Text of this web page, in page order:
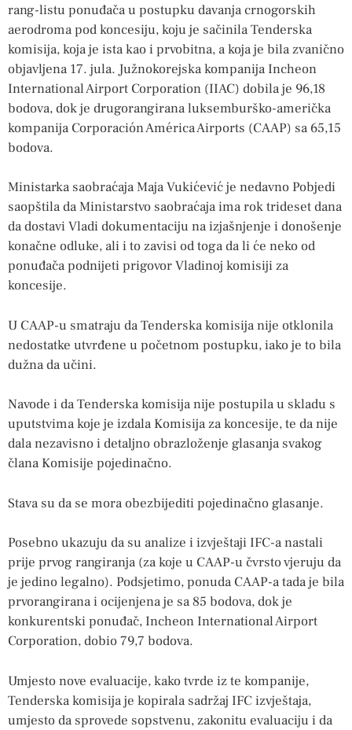
rang-listu ponuđača u postupku davanja crnogorskih
aerodroma pod koncesiju, koju je sačinila Tenderska
komisija, koja je ista kao i prvobitna, a koja je bila zvanično
objavljena 17. jula. Južnokorejska kompanija Incheon
International Airport Corporation (IIAC) dobila je 96,18
bodova, dok je drugorangirana luksemburško-američka
kompanija Corporación América Airports (CAAP) sa 65,15
bodova.
Ministarka saobraćaja Maja Vukićević je nedavno Pobjedi
saopštila da Ministarstvo saobraćaja ima rok trideset dana
da dostavi Vladi dokumentaciju na izjašnjenje i donošenje
konačne odluke, ali i to zavisi od toga da li će neko od
ponuđača podnijeti prigovor Vladinoj komisiji za
koncesije.
U CAAP-u smatraju da Tenderska komisija nije otklonila
nedostatke utvrđene u početnom postupku, iako je to bila
dužna da učini.
Navode i da Tenderska komisija nije postupila u skladu s
uputstvima koje je izdala Komisija za koncesije, te da nije
dala nezavisno i detaljno obrazloženje glasanja svakog
člana Komisije pojedinačno.
Stava su da se mora obezbijediti pojedinačno glasanje.
Posebno ukazuju da su analize i izvještaji IFC-a nastali
prije prvog rangiranja (za koje u CAAP-u čvrsto vjeruju da
je jedino legalno). Podsjetimo, ponuda CAAP-a tada je bila
prvorangirana i ocijenjena je sa 85 bodova, dok je
konkurentski ponuđač, Incheon International Airport
Corporation, dobio 79,7 bodova.
Umjesto nove evaluacije, kako tvrde iz te kompanije,
Tenderska komisija je kopirala sadržaj IFC izvještaja,
umjesto da sprovede sopstvenu, zakonitu evaluaciju i da